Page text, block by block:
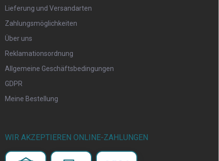
Lieferung und Versandarten
Zahlungsmöglichkeiten
Über uns
Reklamationsordnung
Allgemeine Geschäftsbedingungen
GDPR
Meine Bestellung
WIR AKZEPTIEREN ONLINE-ZAHLUNGEN